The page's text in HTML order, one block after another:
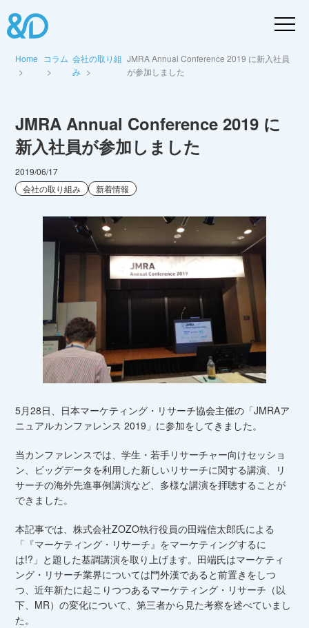
Home コラム 会社の取り組
み
JMRA Annual Conference 2019 に新入社員
が参加しました
JMRA Annual Conference 2019 に
新入社員が参加しました
2019/06/17
会社の取り組み
新着情報
5月28日、日本マーケティング・リサーチ協会主催の「JMRAア
ニュアルカンファレンス 2019」に参加をしてきました。
当カンファレンスでは、学生・若手リサーチャー向けセッショ
ン、ビッグデータを利用した新しいリサーチに関する講演、リ
サーチの海外先進事例講演など、多様な講演を拝聴することが
できました。
本記事では、株式会社ZOZO執行役員の田端信太郎氏による
「『マーケティング・リサーチ』をマーケティングするに
は!?」と題した基調講演を取り上げます。田端氏はマーケティ
ング・リサーチ業界については門外漢であると前置きをしつ
つ、近年新たに起こりつつあるマーケティング・リサーチ（以
下、MR）の変化について、第三者から見た考察を述べていまし
た。